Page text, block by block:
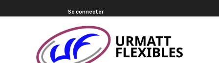
Se connecter